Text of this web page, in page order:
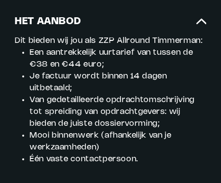
HET AANBOD
Dit bieden wij jou als ZZP Allround Timmerman:
Een aantrekkelijk uurtarief van tussen de
€38 en €44 euro;
Je factuur wordt binnen 14 dagen
uitbetaald;
Van gedetailleerde opdrachtomschrijving
tot spreiding van opdrachtgevers: wij
bieden de juiste dossiervorming;
Mooi binnenwerk (afhankelijk van je
werkzaamheden)
Één vaste contactpersoon.